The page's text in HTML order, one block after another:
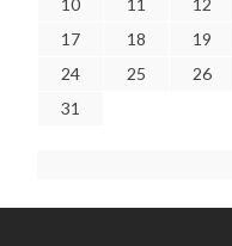
10
11 12
17
18 19
24
25 26
31